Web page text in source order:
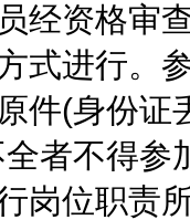
资格审查
式进行。
件(身份证
者不得参
岗位职责